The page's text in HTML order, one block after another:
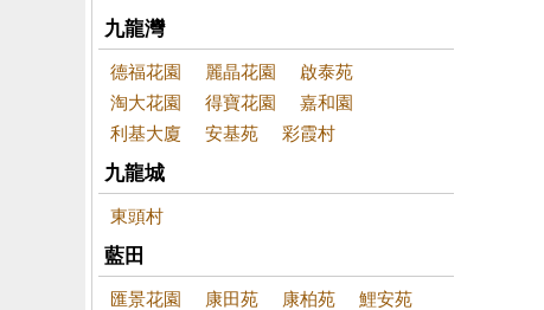
九龍灣
德福花園 麗晶花園
啟泰苑
淘大花園
得寶花園
嘉和園
利基大廈
安基苑 彩霞村
九龍城
東頭村
藍田
匯景花園 康田苑 康柏苑
鯉安苑